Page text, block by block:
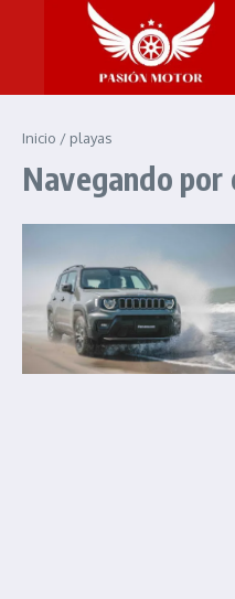
Saltar al contenido
Inicio / playas
Navegando